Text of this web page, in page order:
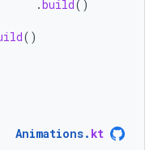
. build ()
()
Animations. kt